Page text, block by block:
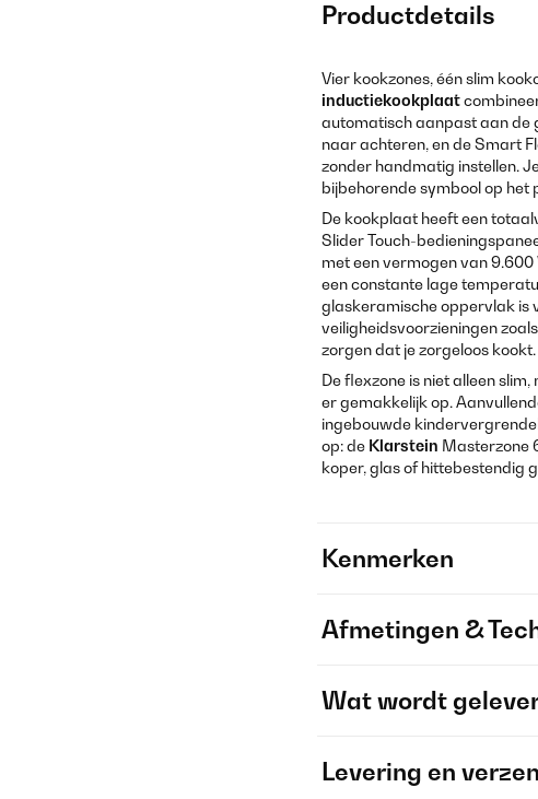
Productdetails
Vier kookzones, één slim
inductiekookplaat
automatisch aanpast aan de
naar achteren, en de Smart
zonder handmatig instellen.
bijbehorende symbool op het
De kookplaat heeft een
Slider Touch-
met een vermogen van
een constante lage
glaskeramische oppervlak is
veiligheidsvoorzieningen
zorgen dat je zorgeloos kookt.
De flexzone is niet alleen
er gemakkelijk op.
ingebouwde
op: de Klarstein Masterzone
koper, glas of hittebestendig
Kenmerken
Afmetingen &
Wat wordt
Levering en